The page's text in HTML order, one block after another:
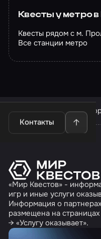
Квесты у метро
Квесты рядом с м.
Все станции метро
Контакты
Квесты в Нижнем
«Мир Квестов» -
игр и иные услуги
Информация о
размещена на
→ «Услугу оказывает».